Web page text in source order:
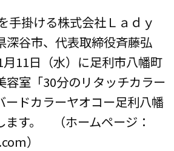
手掛ける株式会社Ｌａｄｙ
深谷市、代表取締役斉藤弘
11日（水）に足利市八幡町
容室「30分のリタッチカラー
ードカラーヤオコー足利八幡
ます。 （ホームページ：
）